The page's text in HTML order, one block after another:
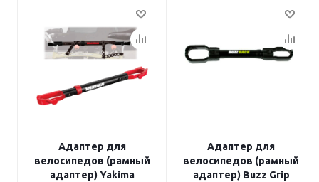
Адаптер для
велосипедов (рамный
адаптер) Yakima
Адаптер для
велосипедов (рамный
адаптер) Buzz Grip